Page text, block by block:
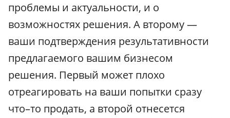
проблемы и актуальности, и о
возможностях решения. А второму —
ваши подтверждения результативности
предлагаемого вашим бизнесом
решения. Первый может плохо
отреагировать на ваши попытки сразу
что–то продать, а второй отнесется